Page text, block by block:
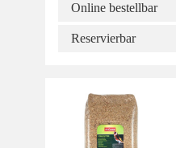
Online bestellbar
Reservierbar